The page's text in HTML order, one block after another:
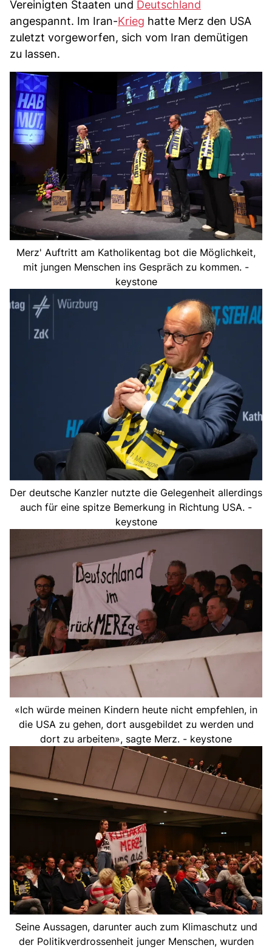
Vereinigten Staaten und Deutschland
angespannt. Im Iran-Krieg hatte Merz den USA
zuletzt vorgeworfen, sich vom Iran demütigen
zu lassen.
Merz' Auftritt am Katholikentag bot die Möglichkeit,
mit jungen Menschen ins Gespräch zu kommen. -
keystone
Der deutsche Kanzler nutzte die Gelegenheit allerdings
auch für eine spitze Bemerkung in Richtung USA. -
keystone
«Ich würde meinen Kindern heute nicht empfehlen, in
die USA zu gehen, dort ausgebildet zu werden und
dort zu arbeiten», sagte Merz. - keystone
Seine Aussagen, darunter auch zum Klimaschutz und
der Politikverdrossenheit junger Menschen, wurden